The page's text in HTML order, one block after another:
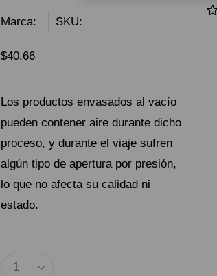
Marca: SKU:
$40.66
Los productos envasados ​​al vacío
pueden contener aire durante dicho
proceso, y durante el viaje sufren
algún tipo de apertura por presión,
lo que no afecta su calidad ni
estado.